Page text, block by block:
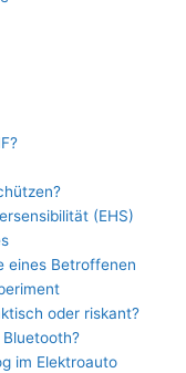
(EHS)
eines Betroffenen
oder riskant?
Bluetooth?
im Elektroauto